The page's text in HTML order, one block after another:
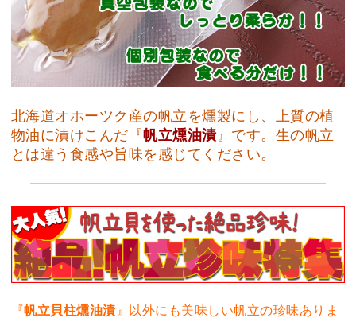
北海道オホーツク産の帆立を燻製にし、上質の植
物油に漬けこんだ『帆立燻油漬』です。生の帆立
とは違う食感や旨味を感じてください。
『帆立貝柱燻油漬』以外にも美味しい帆立の珍味ありま